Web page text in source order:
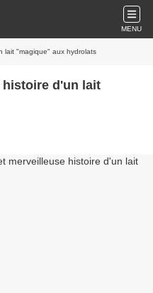
MENU
lait "magique" aux hydrolats
histoire d'un lait